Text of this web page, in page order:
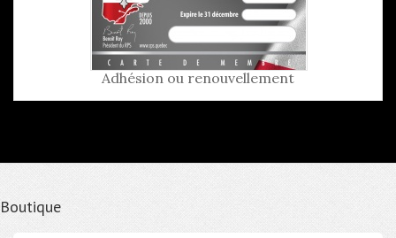
Adhésion ou renouvellement
Boutique